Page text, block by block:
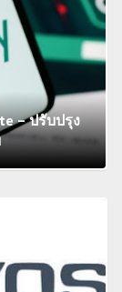
– ปรับปรุง